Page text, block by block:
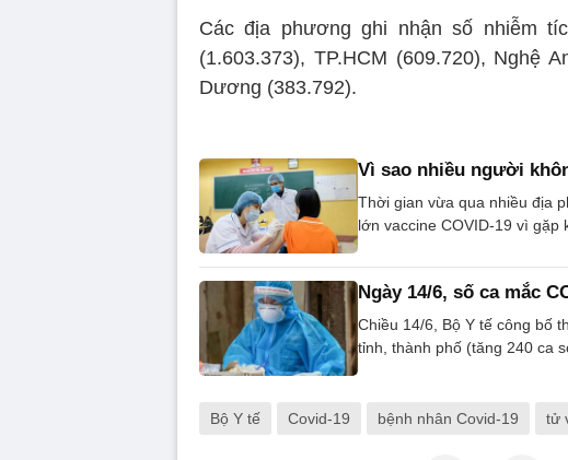
Các địa phương ghi nhận số nhiễm
(1.603.373), TP.HCM (609.720), Nghệ
Dương (383.792).
Vì sao nhiều người
Thời gian vừa qua nhiều địa
lớn vaccine COVID-19 vì gặp
Ngày 14/6, số ca mắc
Chiều 14/6, Bộ Y tế công bố
tỉnh, thành phố (tăng 240 ca
Bộ Y tế Covid-19 bệnh nhân Covid-19 tử